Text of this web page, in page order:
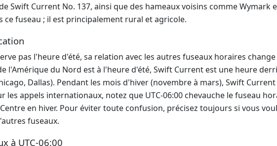
Swift Current No. 137, ainsi que des hameaux voisins comme Wymark
fuseau ; il est principalement rural et agricole.
pas l'heure d'été, sa relation avec les autres fuseaux horaires
l'Amérique du Nord est à l'heure d'été, Swift Current est une heure
Dallas). Pendant les mois d'hiver (novembre à mars), Swift
les appels internationaux, notez que UTC-06:00 chevauche le fuseau
en hiver. Pour éviter toute confusion, précisez toujours si vous
fuseaux.
à UTC-06:00